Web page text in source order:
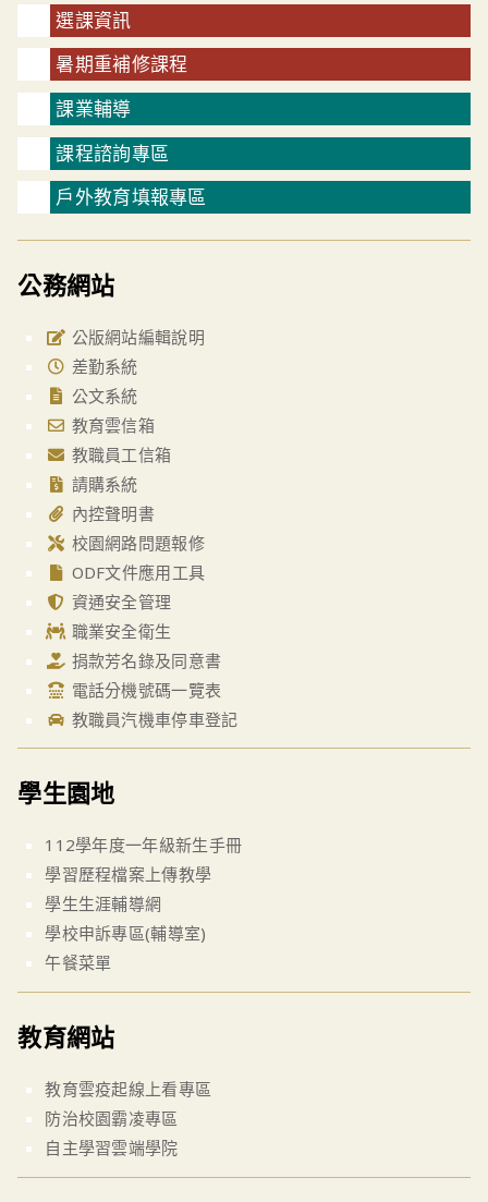
選課資訊
暑期重補修課程
課業輔導
課程諮詢專區
戶外教育填報專區
公務網站
公版網站編輯說明
差勤系統
公文系統
教育雲信箱
教職員工信箱
請購系統
內控聲明書
校園網路問題報修
ODF文件應用工具
資通安全管理
職業安全衛生
捐款芳名錄及同意書
電話分機號碼一覽表
教職員汽機車停車登記
學生園地
112學年度一年級新生手冊
學習歷程檔案上傳教學
學生生涯輔導網
學校申訴專區(輔導室)
午餐菜單
教育網站
教育雲疫起線上看專區
防治校園霸凌專區
自主學習雲端學院